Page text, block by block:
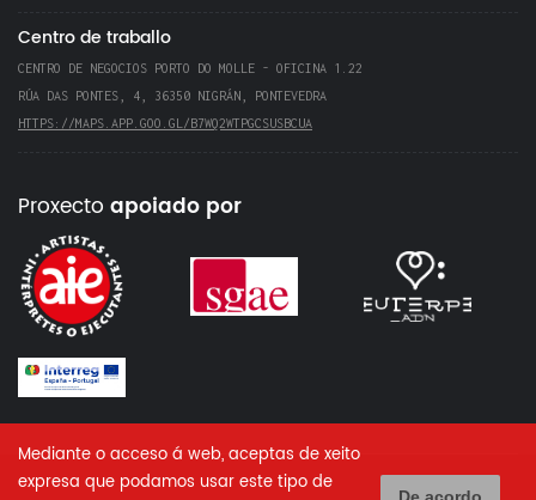
Centro de traballo
CENTRO DE NEGOCIOS PORTO DO MOLLE - OFICINA 1.22
RÚA DAS PONTES, 4, 36350 NIGRÁN, PONTEVEDRA
HTTPS://MAPS.APP.GOO.GL/B7WQ2WTPGCSUSBCUA
Proxecto apoiado por
Mediante o acceso á web, aceptas de xeito
expresa que podamos usar este tipo de